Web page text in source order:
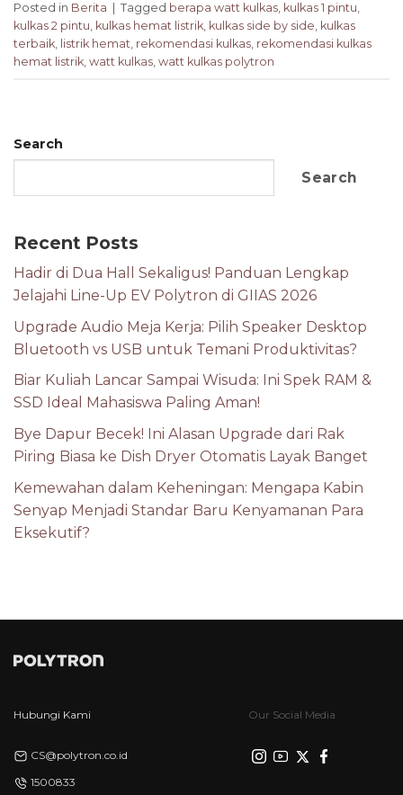
Posted in Berita Tagged berapa watt kulkas, kulkas 1 pintu,
kulkas 2 pintu, kulkas hemat listrik, kulkas side by side, kulkas
terbaik, listrik hemat, rekomendasi kulkas, rekomendasi kulkas
hemat listrik, watt kulkas, watt kulkas polytron
Search
Search
Recent Posts
Hadir di Dua Hall Sekaligus! Panduan Lengkap
Jelajahi Line-Up EV Polytron di GIIAS 2026
Upgrade Audio Meja Kerja: Pilih Speaker Desktop
Bluetooth vs USB untuk Temani Produktivitas?
Biar Kuliah Lancar Sampai Wisuda: Ini Spek RAM &
SSD Ideal Mahasiswa Paling Aman!
Bye Dapur Becek! Ini Alasan Upgrade dari Rak
Piring Biasa ke Dish Dryer Otomatis Layak Banget
Kemewahan dalam Keheningan: Mengapa Kabin
Senyap Menjadi Standar Baru Kenyamanan Para
Eksekutif?
Hubungi Kami
CS@polytron.co.id
1500833
Our Social Media